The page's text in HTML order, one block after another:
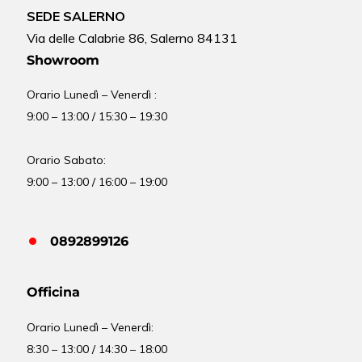
SEDE SALERNO
Via delle Calabrie 86, Salerno 84131
Showroom
Orario Lunedì – Venerdì :
9:00 – 13:00 / 15:30 – 19:30
Orario Sabato:
9:00 – 13:00 / 16:00 – 19:00
0892899126
Officina
OrarioLunedì – Venerdì:
8:30 – 13:00 / 14:30 – 18:00